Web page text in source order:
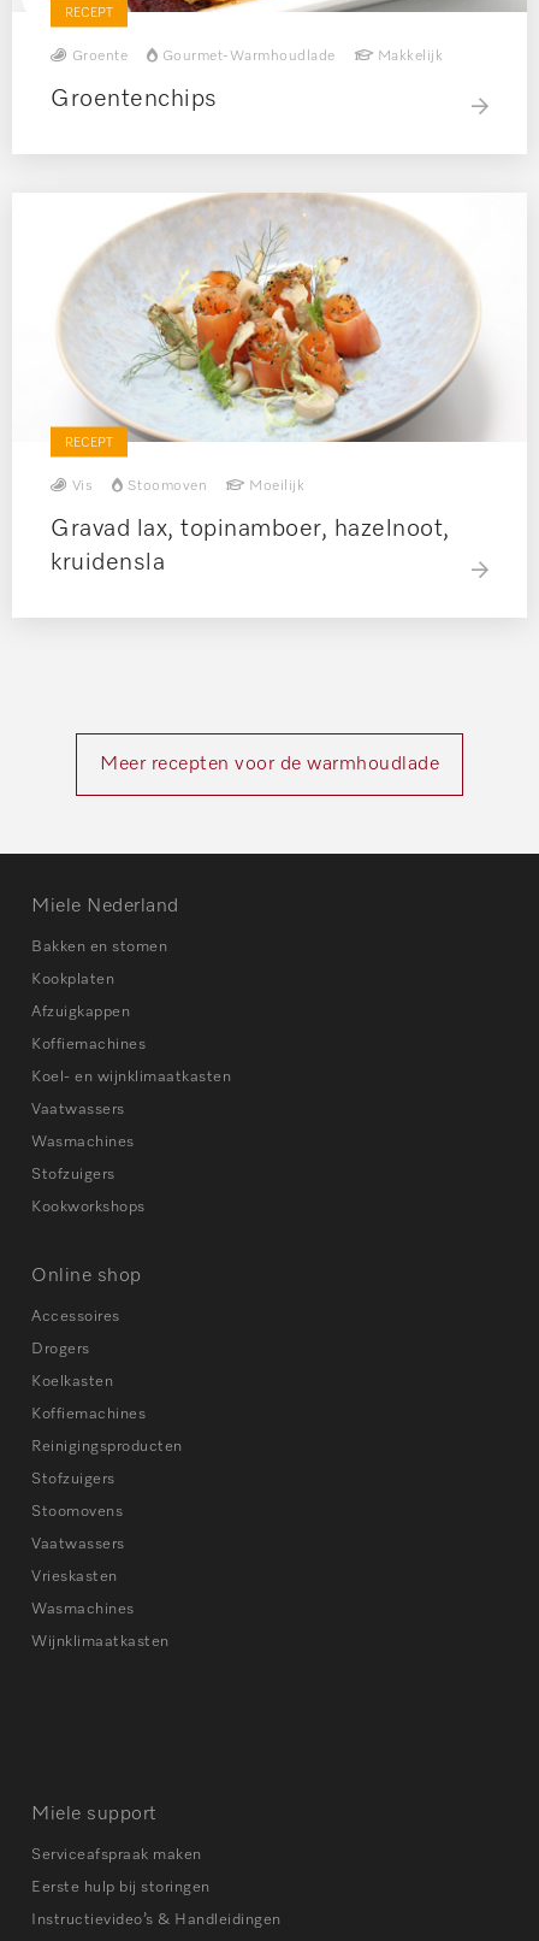
RECEPT
Groente Gourmet-Warmhoudlade Makkelijk
Groentenchips
RECEPT
Vis Stoomoven Moeilijk
Gravad lax, topinamboer, hazelnoot,
kruidensla
Meer recepten voor de warmhoudlade
Miele Nederland
Bakken en stomen
Kookplaten
Afzuigkappen
Koffiemachines
Koel- en wijnklimaatkasten
Vaatwassers
Wasmachines
Stofzuigers
Kookworkshops
Online shop
Accessoires
Drogers
Koelkasten
Koffiemachines
Reinigingsproducten
Stofzuigers
Stoomovens
Vaatwassers
Vrieskasten
Wasmachines
Wijnklimaatkasten
Miele support
Serviceafspraak maken
Eerste hulp bij storingen
Instructievideo’s & Handleidingen